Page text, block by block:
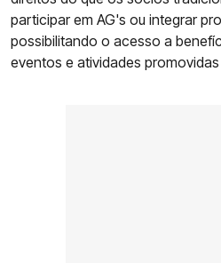
participar em AG's ou integrar
possibilitando o acesso a
eventos e atividades